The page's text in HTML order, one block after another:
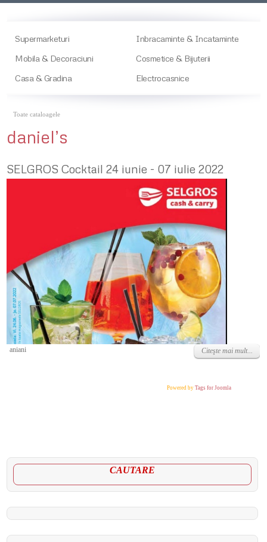
Supermarketuri
Inbracaminte & Incataminte
Mobila & Decoraciuni
Cosmetice & Bijuterii
Casa & Gradina
Electrocasnice
Toate cataloagele
daniel’s
SELGROS Cocktail 24 iunie - 07 iulie 2022
Luni, 27 Iunie 2022
aniani Citeşte mai mult...
Powered by Tags for Joomla
CAUTARE